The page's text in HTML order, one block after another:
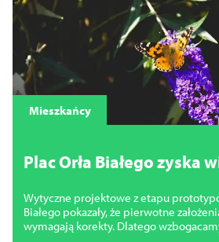
Mieszkańcy
Plac Orła Białego zyska
Wytyczne projektowe z etapu
Białego pokazały, że pierwotne
wymagają korekty. Dlatego